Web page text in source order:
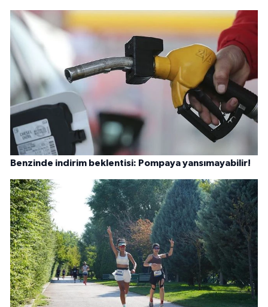
Benzinde indirim beklentisi: Pompaya yansımayabilir!